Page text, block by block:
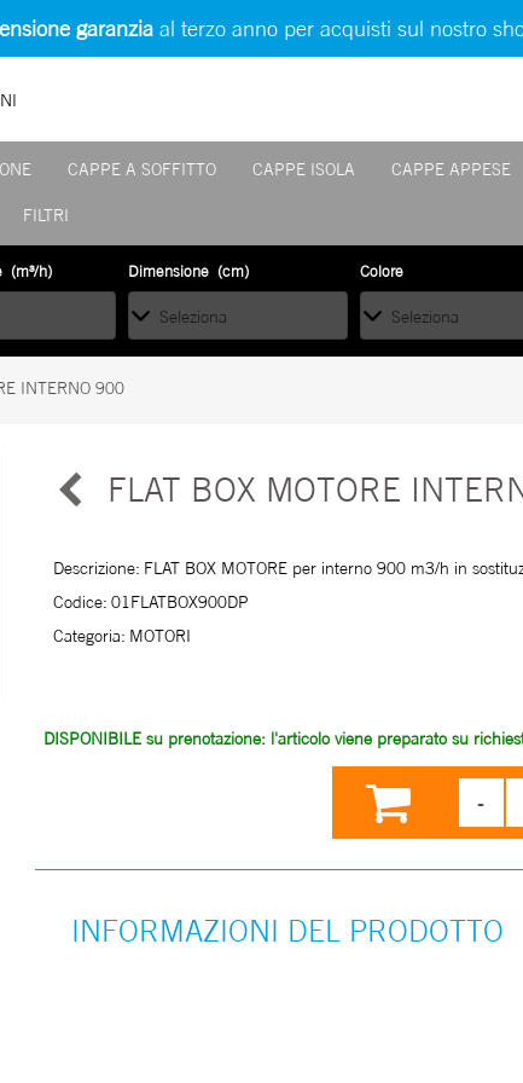
garanzia al terzo anno per acquisti sul nostro
CAPPE A SOFFITTO CAPPE ISOLA CAPPE APPESE
FILTRI
(m³/h) Dimensione (cm) Colore
INTERNO 900
FLAT BOX MOTORE
Descrizione: FLAT BOX MOTORE per interno 900 m3/h in
Codice: 01FLATBOX900DP
Categoria: MOTORI
DISPONIBILE su prenotazione: l'articolo viene preparato su
INFORMAZIONI DEL PRODOTTO